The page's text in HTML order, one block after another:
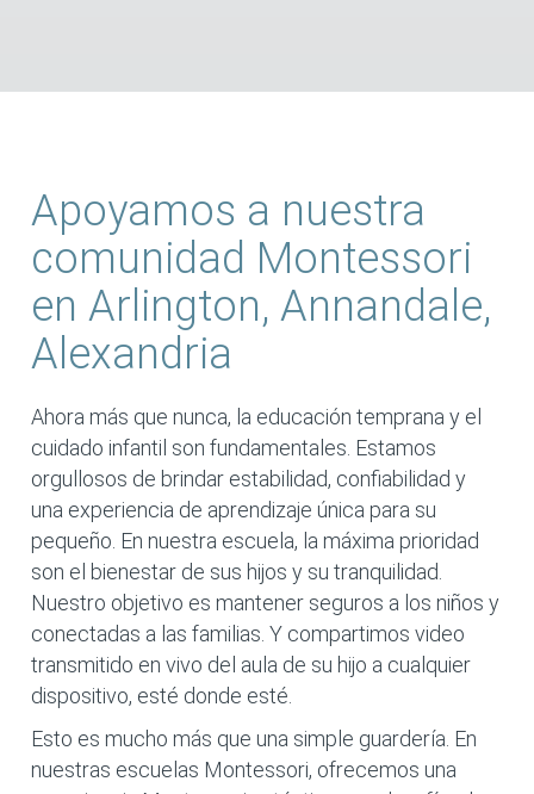
Apoyamos a nuestra
comunidad Montessori
en Arlington, Annandale,
Alexandria
Ahora más que nunca, la educación temprana y el
cuidado infantil son fundamentales. Estamos
orgullosos de brindar estabilidad, confiabilidad y
una experiencia de aprendizaje única para su
pequeño. En nuestra escuela, la máxima prioridad
son el bienestar de sus hijos y su tranquilidad.
Nuestro objetivo es mantener seguros a los niños y
conectadas a las familias. Y compartimos video
transmitido en vivo del aula de su hijo a cualquier
dispositivo, esté donde esté.
Esto es mucho más que una simple guardería. En
nuestras escuelas Montessori, ofrecemos una